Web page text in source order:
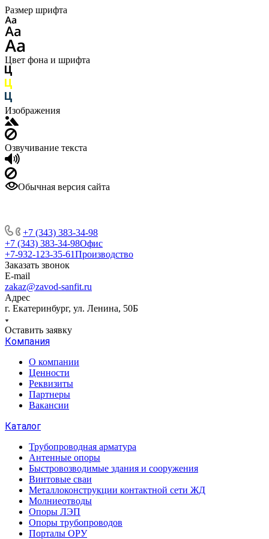
Размер шрифта
Цвет фона и шрифта
Изображения
Озвучивание текста
Обычная версия сайта
+7 (343) 383-34-98
+7 (343) 383-34-98Офис
+7-932-123-35-61Производство
Заказать звонок
E-mail
zakaz@zavod-sanfit.ru
Адрес
г. Екатеринбург, ул. Ленина, 50Б
Оставить заявку
Компания
О компании
Ценности
Реквизиты
Партнеры
Вакансии
Каталог
Трубопроводная арматура
Антенные опоры
Быстровозводимые здания и сооружения
Винтовые сваи
Металлоконструкции контактной сети ЖД
Молниеотводы
Опоры ЛЭП
Опоры трубопроводов
Порталы ОРУ